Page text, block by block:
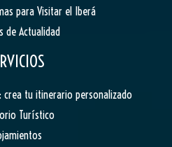
para Visitar el Iberá
de Actualidad
crea tu itinerario personalizado
Turístico